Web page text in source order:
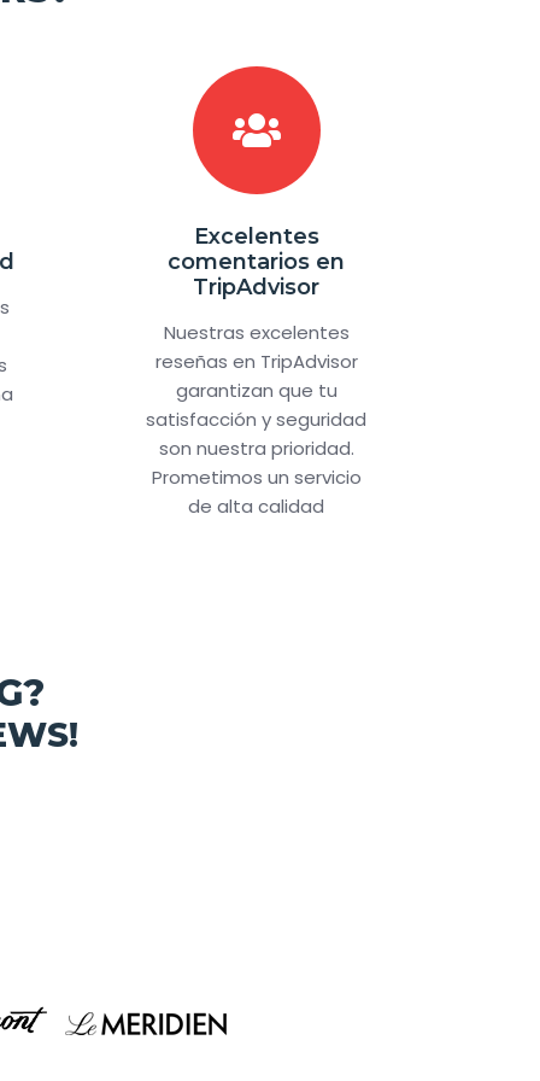
Excelentes
comentarios en
TripAdvisor
Nuestras excelentes
reseñas en TripAdvisor
garantizan que tu
satisfacción y seguridad
son nuestra prioridad.
Prometimos un servicio
de alta calidad